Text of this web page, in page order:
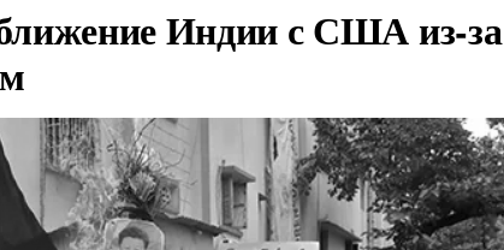
Индии с США из-за